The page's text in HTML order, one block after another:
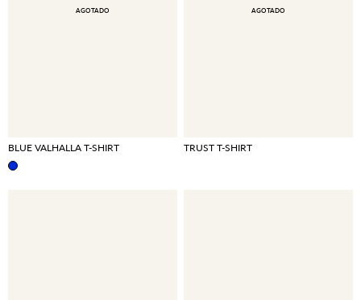
AGOTADO
BLUE VALHALLA T-SHIRT
AGOTADO
TRUST T-SHIRT